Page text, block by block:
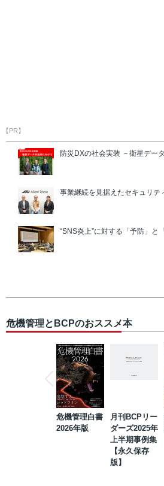
【PR】
防災DXの社会実装 －衛星デー
事業継続を見据えたセキュリテ
“SNS炎上”に対する「予防」と
危機管理とBCPのおススメ本
危機管理白書
2026年版
月刊BCPリー
ダーズ2025年
上半期事例集
【永久保存
版】